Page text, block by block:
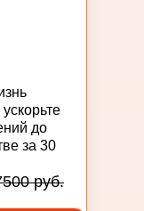
до
за 30
руб.